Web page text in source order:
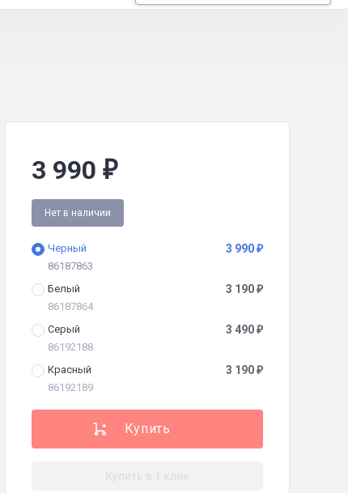
3 990 ₽
Нет в наличии
3 990 ₽
Черный
86187863
3 190 ₽
Белый
86187864
3 490 ₽
Серый
86192188
3 190 ₽
Красный
86192189
напылением